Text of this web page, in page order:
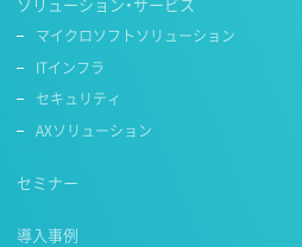
マイクロソフトソリューション
ITインフラ
セキュリティ
AXソリューション
セミナー
導入事例